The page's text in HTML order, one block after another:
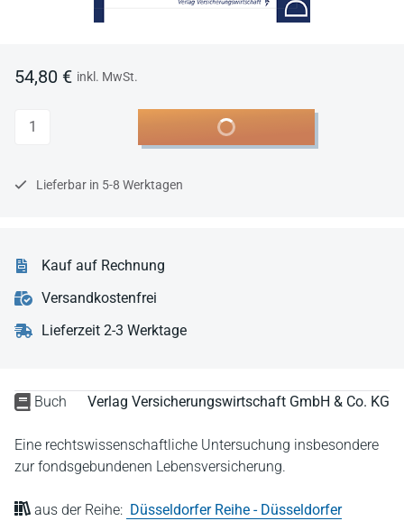
Buch Verlag Versicherungswirtschaft GmbH & Co. KG
Eine rechtswissenschaftliche Untersuchung insbesondere
zur fondsgebundenen Lebensversicherung.
aus der Reihe: Düsseldorfer Reihe - Düsseldorfer
54,80 € inkl. MwSt.
Anzahl In den Warenkorb
Lieferbar in 5-8 Werktagen
Kauf auf Rechnung
Versandkostenfrei
Lieferzeit 2-3 Werktage